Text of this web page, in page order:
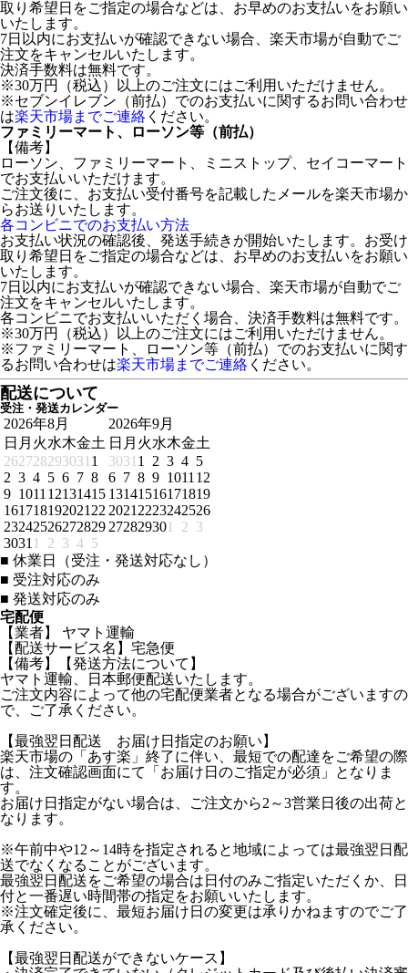
取り希望日をご指定の場合などは、お早めのお支払いをお願い
いたします。
7日以内にお支払いが確認できない場合、楽天市場が自動でご
注文をキャンセルいたします。
決済手数料は無料です。
※30万円（税込）以上のご注文にはご利用いただけません。
※セブンイレブン（前払）でのお支払いに関するお問い合わせ
は楽天市場までご連絡 ください。
ファミリーマート、ローソン等（前払）
【備考】
ローソン、ファミリーマート、ミニストップ、セイコーマート
でお支払いいただけます。
ご注文後に、お支払い受付番号を記載したメールを楽天市場か
らお送りいたします。
各コンビニでのお支払い方法
お支払い状況の確認後、発送手続きが開始いたします。お受け
取り希望日をご指定の場合などは、お早めのお支払いをお願い
いたします。
7日以内にお支払いが確認できない場合、楽天市場が自動でご
注文をキャンセルいたします。
各コンビニでお支払いいただく場合、決済手数料は無料です。
※30万円（税込）以上のご注文にはご利用いただけません。
※ファミリーマート、ローソン等（前払）でのお支払いに関す
るお問い合わせは楽天市場までご連絡 ください。
配送について
受注・発送カレンダー
2026年8月
日 月 火水木金土
262728293031 1
2 3 4 5 6 7 8
9 1011 12131415
161718192021 22
23242526272829
3031 1 2 3 4 5
2026年9月
日 月 火水木金土
3031 1 2 3 4 5
6 7 8 9 1011 12
13141516171819
2021 2223242526
272829301 2 3
■ 休業日（受注・発送対応なし）
■ 受注対応のみ
■ 発送対応のみ
宅配便
【業者】 ヤマト運輸
【配送サービス名】宅急便
【備考】【発送方法について】
ヤマト運輸、日本郵便配送いたします。
ご注文内容によって他の宅配便業者となる場合がございますの
で、ご了承ください。
【最強翌日配送 お届け日指定のお願い】
楽天市場の「あす楽」終了に伴い、最短での配達をご希望の際
は、注文確認画面にて「お届け日のご指定が必須」となりま
す。
お届け日指定がない場合は、ご注文から2～3営業日後の出荷と
なります。
※午前中や12～14時を指定されると地域によっては最強翌日配
送でなくなることがございます。
最強翌日配送をご希望の場合は日付のみご指定いただくか、日
付と一番遅い時間帯の指定をお願いいたします。
※注文確定後に、最短お届け日の変更は承りかねますのでご了
承ください。
【最強翌日配送ができないケース】